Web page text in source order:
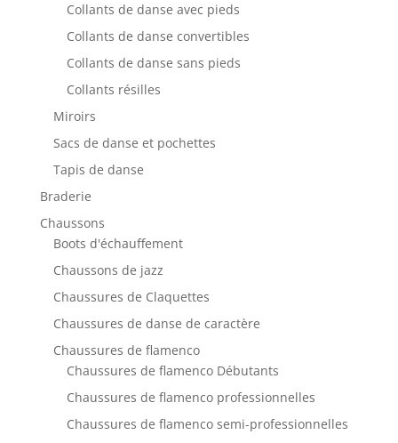
Collants de danse avec pieds
Collants de danse convertibles
Collants de danse sans pieds
Collants résilles
Miroirs
Sacs de danse et pochettes
Tapis de danse
Braderie
Chaussons
Boots d'échauffement
Chaussons de jazz
Chaussures de Claquettes
Chaussures de danse de caractère
Chaussures de flamenco
Chaussures de flamenco Débutants
Chaussures de flamenco professionnelles
Chaussures de flamenco semi-professionnelles